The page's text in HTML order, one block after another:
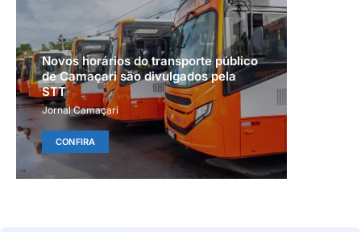
Novos horários do transporte público
de Camaçari são divulgados pela
STT
Jornal Camaçari
CONFIRA